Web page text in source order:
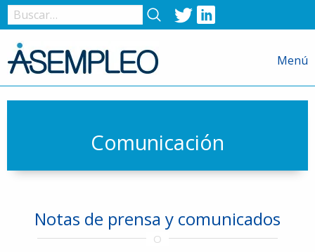
Twitter
de
usuario
o
correo
Contraseña
Menú
Comunicación
Notas de prensa y comunicados